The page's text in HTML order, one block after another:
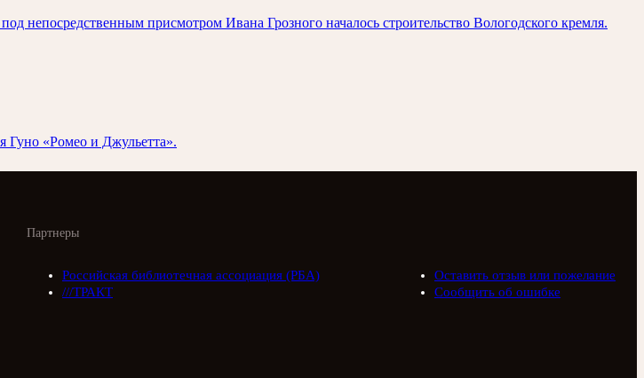
непосредственным присмотром Ивана Грозного началось строительство Вологодского кремля.
Гуно «Ромео и Джульетта».
Партнеры
Российская библиотечная ассоциация (РБА)
///ТРАКТ
Оставить отзыв или пожелание
Сообщить об ошибке